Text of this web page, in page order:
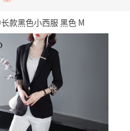
款黑色小西服 黑色 M